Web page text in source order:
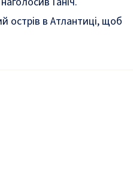
острів в Атлантиці, щоб